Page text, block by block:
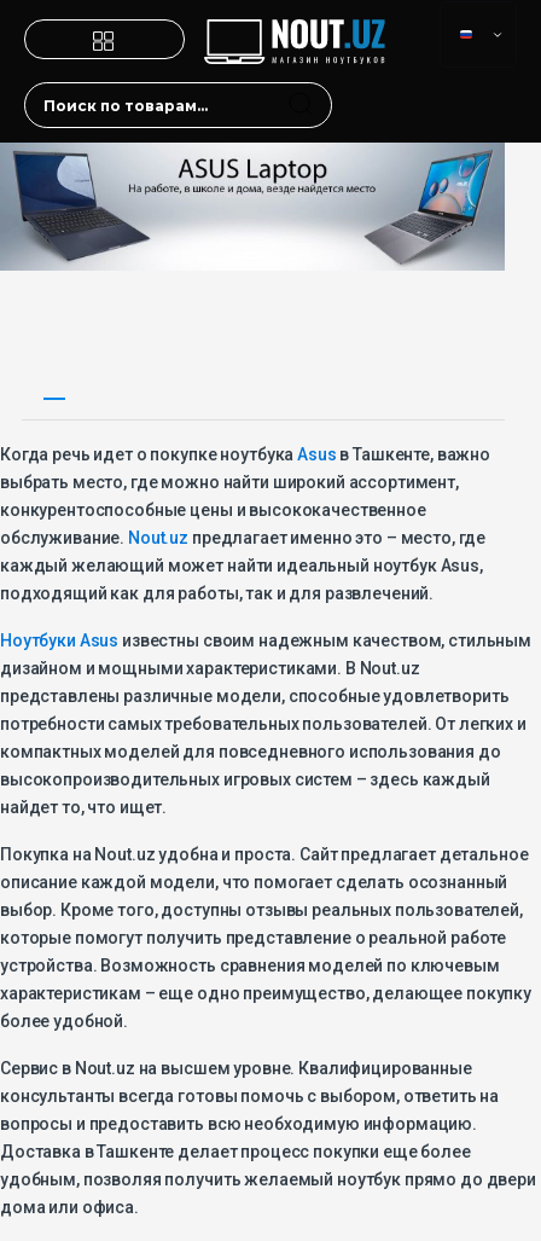
Когда речь идет о покупке ноутбукаAsus в Ташкенте, важно
выбрать место, где можно найти широкий ассортимент,
конкурентоспособные цены и высококачественное
обслуживание. Nout.uz предлагает именно это – место, где
каждый желающий может найти идеальный ноутбук Asus,
подходящий как для работы, так и для развлечений.
Ноутбуки Asus известны своим надежным качеством, стильным
дизайном и мощными характеристиками. В Nout.uz
представлены различные модели, способные удовлетворить
потребности самых требовательных пользователей. От легких и
компактных моделей для повседневного использования до
высокопроизводительных игровых систем – здесь каждый
найдет то, что ищет.
Покупка на Nout.uz удобна и проста. Сайт предлагает детальное
описание каждой модели, что помогает сделать осознанный
выбор. Кроме того, доступны отзывы реальных пользователей,
которые помогут получить представление о реальной работе
устройства. Возможность сравнения моделей по ключевым
характеристикам – еще одно преимущество, делающее покупку
более удобной.
Сервис в Nout.uz на высшем уровне. Квалифицированные
консультанты всегда готовы помочь с выбором, ответить на
вопросы и предоставить всю необходимую информацию.
Доставка в Ташкенте делает процесс покупки еще более
удобным, позволяя получить желаемый ноутбук прямо до двери
дома или офиса.